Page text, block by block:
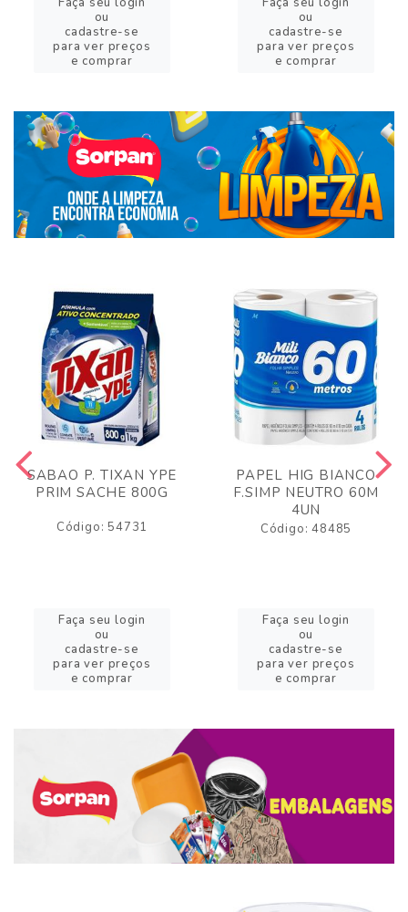
ou
cadastre-se
para ver preços
e comprar
ou
cadastre-se
para ver preços
e comprar
SABAO P. TIXAN YPE
PRIM SACHE 800G
Código: 54731
Faça seu login
ou
cadastre-se
para ver preços
e comprar
PAPEL HIG BIANCO
F.SIMP NEUTRO 60M
4UN
Código: 48485
Faça seu login
ou
cadastre-se
para ver preços
e comprar